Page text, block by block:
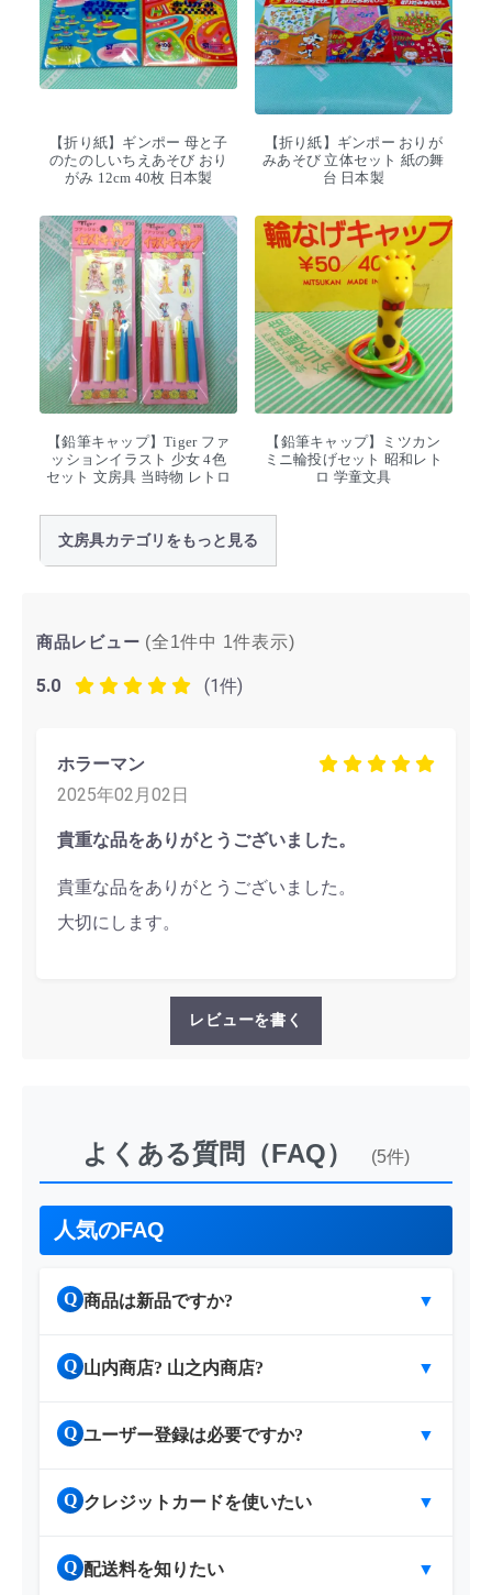
【折り紙】ギンポー 母と子
のたのしいちえあそび おり
がみ 12cm 40枚 日本製
【折り紙】ギンポー おりが
みあそび 立体セット 紙の舞
台 日本製
【鉛筆キャップ】Tiger ファ
ッションイラスト 少女 4色
セット 文房具 当時物 レトロ
【鉛筆キャップ】ミツカン
ミニ輪投げセット 昭和レト
ロ 学童文具
文房具カテゴリをもっと見る
商品レビュー (全1件中 1件表示)
5.0 (1件)
ホラーマン
2025年02月02日
貴重な品をありがとうございました。
貴重な品をありがとうございました。
大切にします。
レビューを書く
よくある質問（FAQ） (5件)
人気のFAQ
Q 商品は新品ですか? ▼
Q 山内商店? 山之内商店? ▼
Q ユーザー登録は必要ですか? ▼
Q クレジットカードを使いたい ▼
Q 配送料を知りたい ▼